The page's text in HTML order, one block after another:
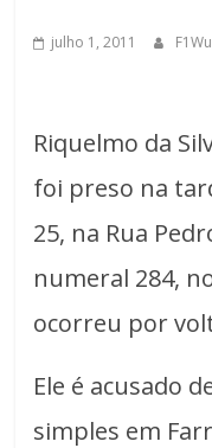
julho 1, 2011
Riquelmo da
foi preso na
25, na Rua
numeral 284,
ocorreu por
Ele é acusado
simples em